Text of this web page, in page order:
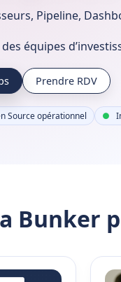
Pipeline,
équipes
Prendre RDV
Source opérationnel
Bunker